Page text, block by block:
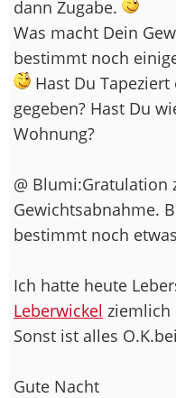
dann Zugabe.
Was macht Dein
bestimmt noch
Hast Du
gegeben? Hast Du
Wohnung?
@ Blumi:Gratulation
Gewichtsabnahme.
bestimmt noch
Ich hatte heute
Leberwickel ziemlich
Sonst ist alles
Gute Nacht